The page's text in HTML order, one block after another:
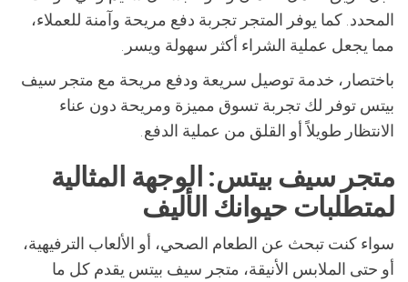
المحدد. كما يوفر المتجر تجربة دفع مريحة وآمنة للعملاء،
مما يجعل عملية الشراء أكثر سهولة ويسر.
باختصار، خدمة توصيل سريعة ودفع مريحة مع متجر سيف
بيتس توفر لك تجربة تسوق مميزة ومريحة دون عناء
الانتظار طويلاً أو القلق من عملية الدفع.
متجر سيف بيتس: الوجهة المثالية
لمتطلبات حيوانك الأليف
سواء كنت تبحث عن الطعام الصحي، أو الألعاب الترفيهية،
أو حتى الملابس الأنيقة، متجر سيف بيتس يقدم كل ما